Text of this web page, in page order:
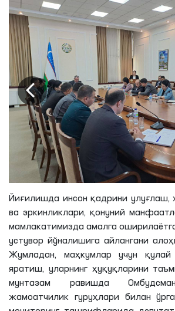
Йиғилишда инсон қадрини улуғлаш,
ва эркинликлари, қонуний
мамлакатимизда амалга
устувор йўналишига айлангани
Жумладан, маҳкумлар учун
яратиш, уларнинг ҳуқуқларини
мунтазам равишда
жамоатчилик гуруҳлари билан